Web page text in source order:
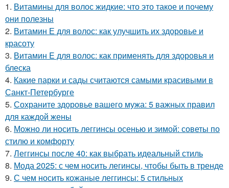
1. Витамины для волос жидкие: что это такое и почему
они полезны
2. Витамин Е для волос: как улучшить их здоровье и
красоту
3. Витамин E для волос: как применять для здоровья и
блеска
4. Какие парки и сады считаются самыми красивыми в
Санкт-Петербурге
5. Сохраните здоровье вашего мужа: 5 важных правил
для каждой жены
6. Можно ли носить леггинсы осенью и зимой: советы по
стилю и комфорту
7. Леггинсы после 40: как выбрать идеальный стиль
8. Мода 2025: с чем носить легинсы, чтобы быть в тренде
9. С чем носить кожаные леггинсы: 5 стильных